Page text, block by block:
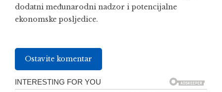
dodatni međunarodni nadzor i potencijalne
ekonomske posljedice.
Ostavite komentar